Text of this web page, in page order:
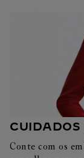
Conte com os